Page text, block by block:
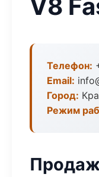
V8
Телефон:
Email:
Город:
Режим